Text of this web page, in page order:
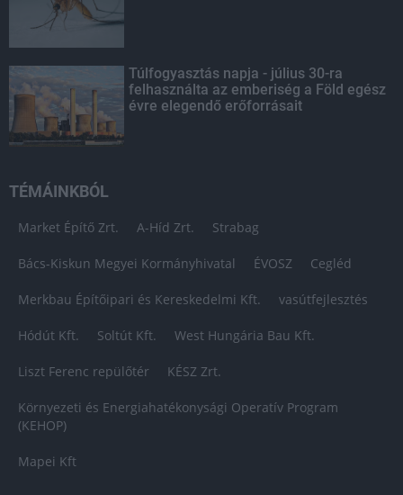
Túlfogyasztás napja - július 30-ra
felhasználta az emberiség a Föld egész
évre elegendő erőforrásait
TÉMÁINKBÓL
Market Építő Zrt. A-Híd Zrt. Strabag
Bács-Kiskun Megyei Kormányhivatal ÉVOSZ Cegléd
Merkbau Építőipari és Kereskedelmi Kft. vasútfejlesztés
Hódút Kft. Soltút Kft. West Hungária Bau Kft.
Liszt Ferenc repülőtér KÉSZ Zrt.
Környezeti és Energiahatékonysági Operatív Program
(KEHOP)
Mapei Kft